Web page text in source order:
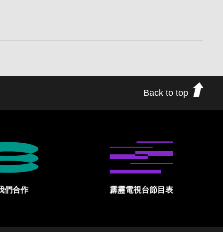
Back to top
們合作 霹靂電視台節目表